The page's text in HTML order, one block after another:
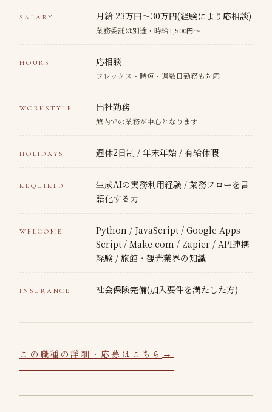
SALARY 月給 23万円〜30万円(経験により応相談)
業務委託は別途・時給1,500円〜
HOURS 応相談
フレックス・時短・週数日勤務も対応
WORKSTYLE 出社勤務
館内での業務が中心となります
HOLIDAYS 週休2日制 / 年末年始 / 有給休暇
REQUIRED
生成AIの実務利用経験 / 業務フローを言
語化する力
WELCOME
Python / JavaScript / Google Apps
Script / Make.com / Zapier / API連携
経験 / 旅館・観光業界の知識
INSURANCE 社会保険完備(加入要件を満たした方)
この職種の詳細・応募はこちら